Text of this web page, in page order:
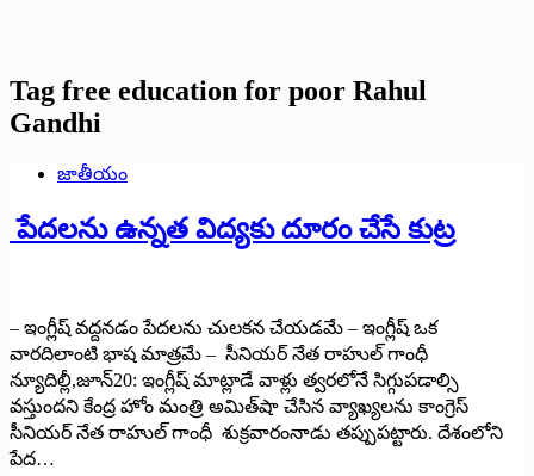
Tag free education for poor Rahul
Gandhi
జాతీయం
పేద‌ల‌ను ఉన్నత విద్యకు దూరం చేసే కుట్ర
– ఇంగ్లీష్‌ ‌వద్దనడం పేదలను చులకన చేయడమే – ఇంగ్లీష్‌ ఒక
వారదిలాంటి భాష మాత్రమే – ‌సీనియర్‌ ‌నేత రాహుల్‌ ‌గాంధీ
‌న్యూదిల్లీ,జూన్‌20: ఇం‌గ్లీష్‌ ‌మాట్లాడే వాళ్లు త్వరలోనే సిగ్గుపడాల్సి
వస్తుందని కేంద్ర హోం మంత్రి అమిత్‌షా చేసిన వ్యాఖ్యలను కాంగ్రెస్‌
‌సీనియర్‌ ‌నేత రాహుల్‌ ‌గాంధీ శుక్రవారంనాడు తప్పుపట్టారు. దేశంలోని
పేద…